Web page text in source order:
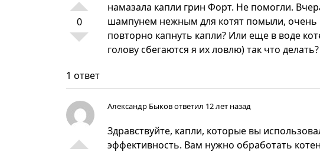
0
намазала капли грин Форт. Не помогли.
шампунем нежным для котят помыли, очень
повторно капнуть капли? Или еще в воде
голову сбегаются я их ловлю) так что делать?
1 ответ
Александр Быковответил 12 лет назад
Здравствуйте, капли, которые вы
эффективность. Вам нужно обработать